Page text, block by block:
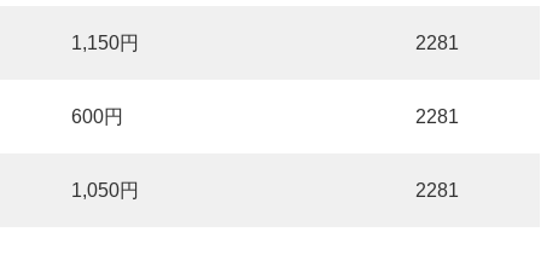
1,150円 2281
600円 2281
1,050円 2281